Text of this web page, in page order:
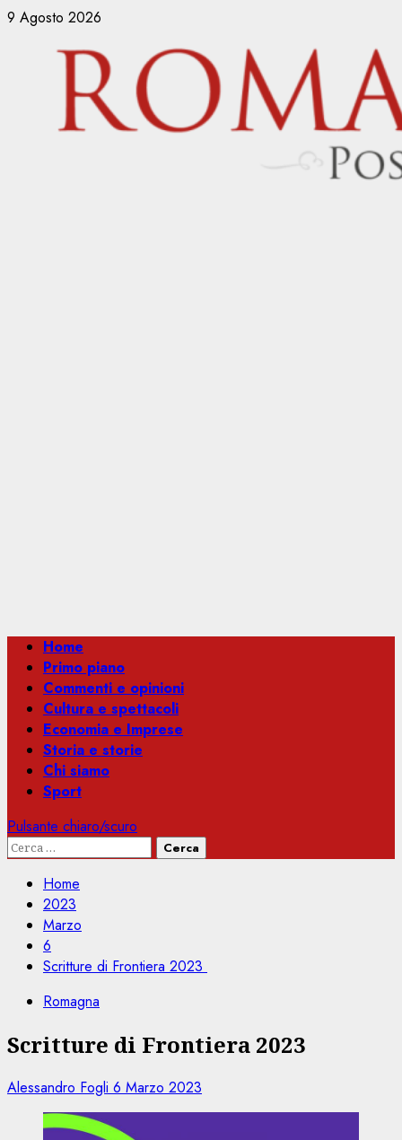
Vai
contenuto
9 Agosto 2026
Menu
principale
Home
Primo piano
Commenti e opinioni
Cultura e spettacoli
Economia e Imprese
Storia e storie
Chi siamo
Sport
Pulsante chiaro/scuro
Ricerca
Home
2023
Marzo
6
Scritture di Frontiera 2023
Romagna
Scritture di Frontiera 2023
Alessandro Fogli 6 Marzo 2023